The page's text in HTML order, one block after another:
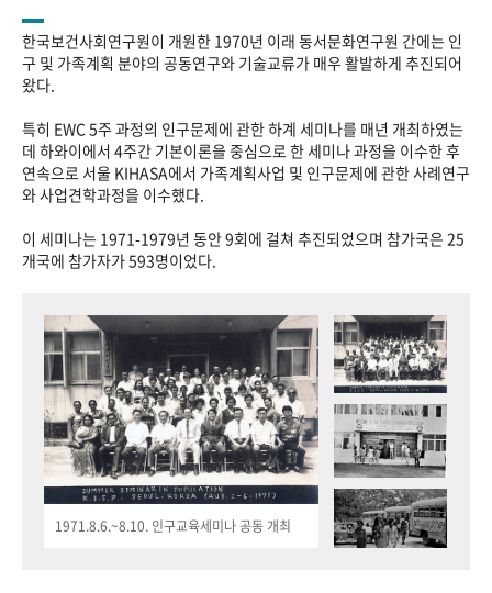
한국보건사회연구원이 개원한 1970년 이래 동서문화연구원 간에는 인
구 및 가족계획 분야의 공동연구와 기술교류가 매우 활발하게 추진되어
왔다.
특히 EWC 5주 과정의 인구문제에 관한 하계 세미나를 매년 개최하였는
데 하와이에서 4주간 기본이론을 중심으로 한 세미나 과정을 이수한 후
연속으로 서울 KIHASA에서 가족계획사업 및 인구문제에 관한 사례연구
와 사업견학과정을 이수했다.
이 세미나는 1971-1979년 동안 9회에 걸쳐 추진되었으며 참가국은 25
개국에 참가자가 593명이었다.
1971.8.6.~8.10. 인구교육세미나 공동 개최